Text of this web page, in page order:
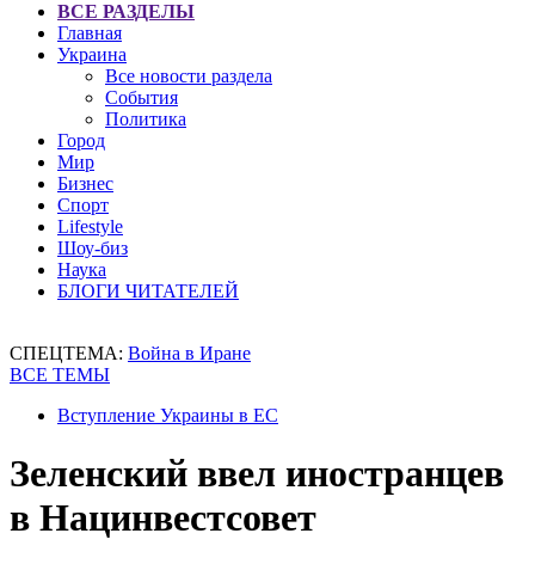
ВСЕ РАЗДЕЛЫ
Главная
Украина
Все новости раздела
События
Политика
Город
Мир
Бизнес
Спорт
Lifestyle
Шоу-биз
Наука
БЛОГИ ЧИТАТЕЛЕЙ
СПЕЦТЕМА: Война в Иране
ВСЕ ТЕМЫ
Вступление Украины в ЕС
Зеленский ввел иностранцев
в Нацинвестсовет